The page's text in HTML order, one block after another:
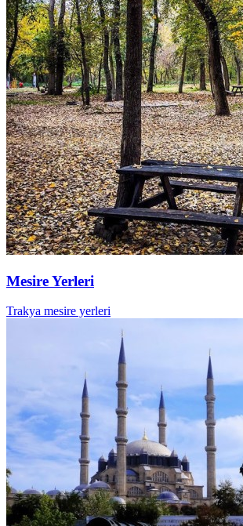
Mesire Yerleri
Trakya mesire yerleri